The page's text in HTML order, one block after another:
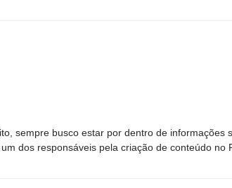
sempre busco estar por dentro de informações
dos responsáveis pela criação de conteúdo no